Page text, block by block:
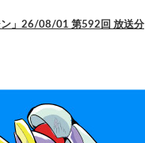
ン」26/08/01 第592回 放送分